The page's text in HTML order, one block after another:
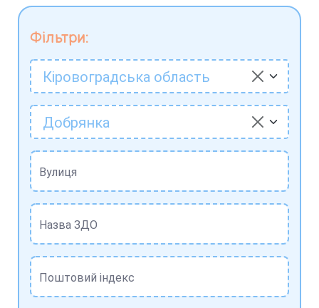
Фільтри:
Кіровоградська область
Добрянка
Вулиця
Назва ЗДО
Поштовий індекс